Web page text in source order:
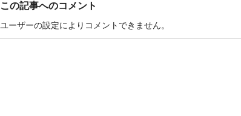
この記事へのコメント
ユーザーの設定によりコメントできません。